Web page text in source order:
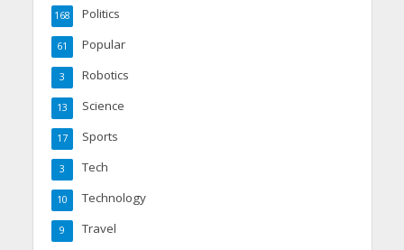
Politics
168
Popular
61
Robotics
3
Science
13
Sports
17
Tech
3
Technology
10
Travel
9